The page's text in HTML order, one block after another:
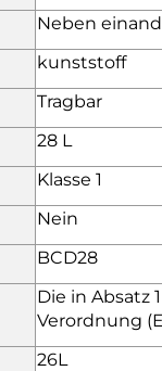
Neben
kunststoff
Tragbar
28 L
Klasse 1
Nein
BCD28
Die in Absatz
Verordnung
26L